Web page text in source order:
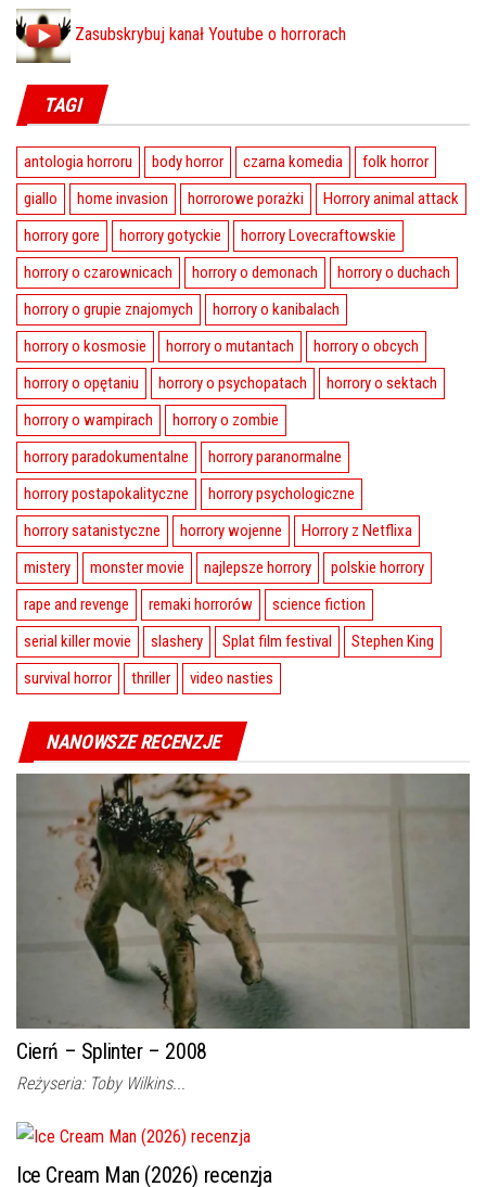
Zasubskrybuj kanał Youtube o horrorach
TAGI
antologia horroru body horror czarna komedia
folk horror
giallo
home invasion horrorowe porażki
Horrory animal attack
horrory gore
horrory gotyckie
horrory Lovecraftowskie
horrory o czarownicach
horrory o demonach
horrory o duchach
horrory o grupie znajomych
horrory o kanibalach
horrory o kosmosie
horrory o mutantach
horrory o obcych
horrory o opętaniu
horrory o psychopatach
horrory o sektach
horrory o wampirach
horrory o zombie
horrory paradokumentalne
horrory paranormalne
horrory postapokalityczne
horrory psychologiczne
horrory satanistyczne
horrory wojenne
Horrory z Netflixa
mistery
monster movie najlepsze horrory
polskie horrory
rape and revenge
remaki horrorów
science fiction
serial killer movie
slashery Splat film festival
Stephen King
survival horror
thriller video nasties
NANOWSZE RECENZJE
Cierń – Splinter – 2008
Reżyseria: Toby Wilkins...
Ice Cream Man (2026) recenzja